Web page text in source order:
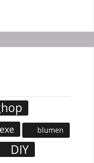
blumen
DIY